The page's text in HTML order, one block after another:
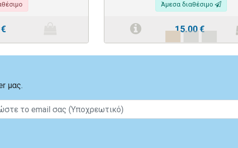
€
Άμεσα διαθέσιμο
15.00€
μας.